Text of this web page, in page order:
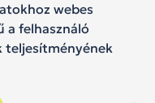
webes
a felhasználó
teljesítményének